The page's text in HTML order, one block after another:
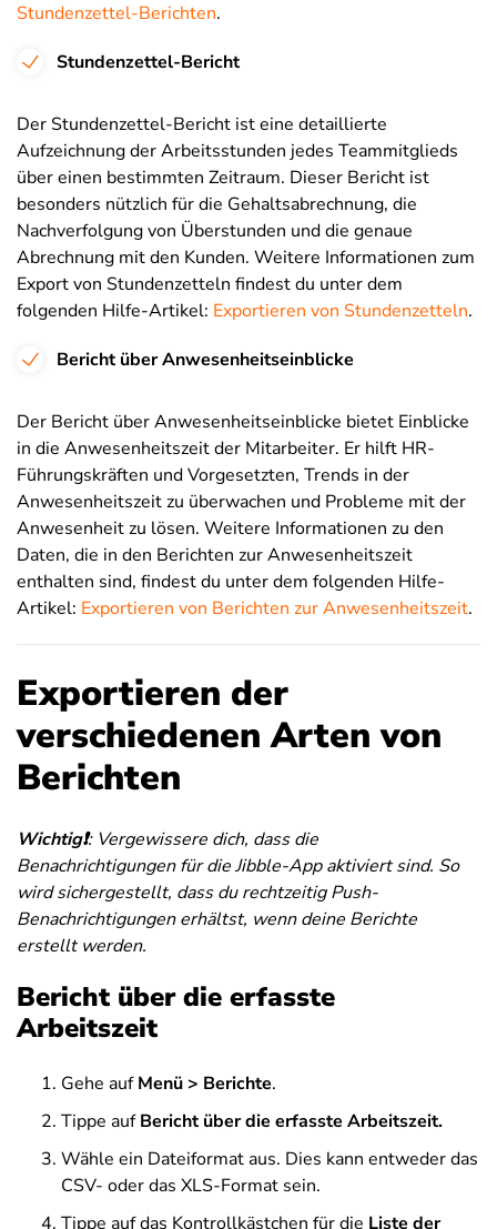
Stundenzettel-Berichten.
Stundenzettel-Bericht
Der Stundenzettel-Bericht ist eine detaillierte
Aufzeichnung der Arbeitsstunden jedes Teammitglieds
über einen bestimmten Zeitraum. Dieser Bericht ist
besonders nützlich für die Gehaltsabrechnung, die
Nachverfolgung von Überstunden und die genaue
Abrechnung mit den Kunden. Weitere Informationen zum
Export von Stundenzetteln findest du unter dem
folgenden Hilfe-Artikel: Exportieren von Stundenzetteln.
Bericht über Anwesenheitseinblicke
Der Bericht über Anwesenheitseinblicke bietet Einblicke
in die Anwesenheitszeit der Mitarbeiter. Er hilft HR-
Führungskräften und Vorgesetzten, Trends in der
Anwesenheitszeit zu überwachen und Probleme mit der
Anwesenheit zu lösen. Weitere Informationen zu den
Daten, die in den Berichten zur Anwesenheitszeit
enthalten sind, findest du unter dem folgenden Hilfe-
Artikel: Exportieren von Berichten zur Anwesenheitszeit.
Exportieren der
verschiedenen Arten von
Berichten
Wichtig❗️: Vergewissere dich, dass die
Benachrichtigungen für die Jibble-App aktiviert sind. So
wird sichergestellt, dass du rechtzeitig Push-
Benachrichtigungen erhältst, wenn deine Berichte
erstellt werden.
Bericht über die erfasste
Arbeitszeit
Gehe aufMenü > Berichte.
Tippe aufBericht über die erfasste Arbeitszeit.
Wähle ein Dateiformat aus. Dies kann entweder das
CSV- oder das XLS-Format sein.
Tippe auf das Kontrollkästchen für die Liste der